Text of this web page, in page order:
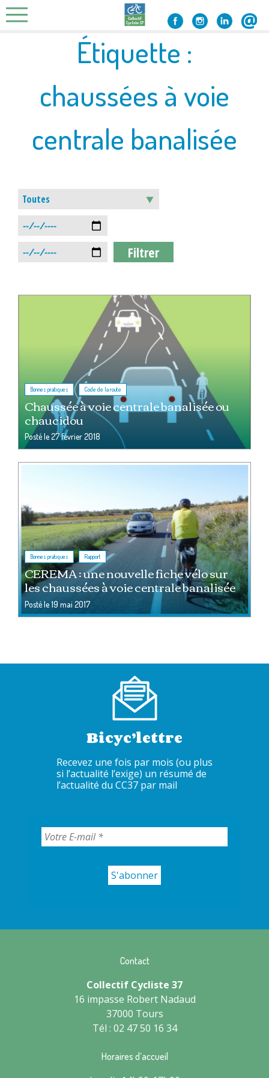
Skip
to
Étiquette :
chaussées à voie
centrale banalisée
Bonnes pratiques , Code de la route
Chaussée à voie centrale banalisée ou
chaucidou
Posté le27 février 2018
Bonnes pratiques , Rapport
CEREMA : une nouvelle fiche vélo sur
les chaussées à voie centrale banalisée
Posté le19 mai 2017
Bicyc’lettre
Recevez une fois par mois (ou plus
si l’actualité l’exige) un résumé de
l’actualité du CC37 par mail
Contact
Collectif Cycliste 37
16 impasse Robert Nadaud
37000 Tours
Tél : 02 47 50 16 34
Horaires d’accueil